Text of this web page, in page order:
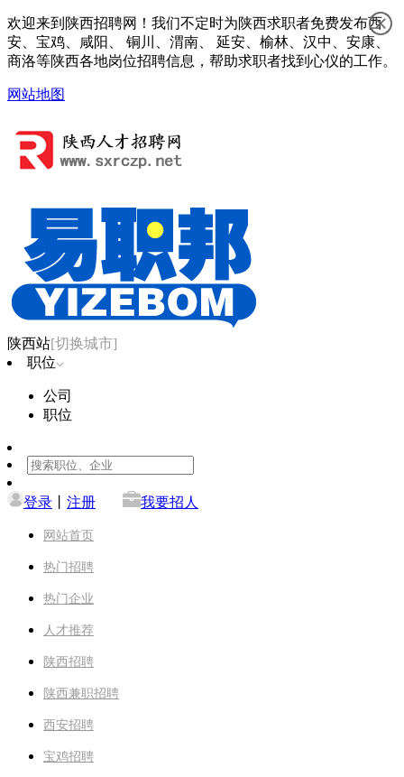
欢迎来到陕西招聘网！我们不定时为陕西求职者免费发布西
安、宝鸡、咸阳、 铜川、渭南、 延安、榆林、汉中、安康、
商洛等陕西各地岗位招聘信息，帮助求职者找到心仪的工作。
网站地图
陕西站[切换城市]
职位
公司
职位
登录 注册 我要招人
网站首页
热门招聘
热门企业
人才推荐
陕西招聘
陕西兼职招聘
西安招聘
宝鸡招聘